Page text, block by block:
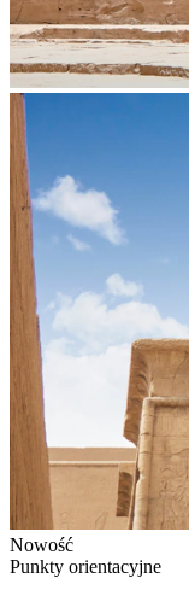
Nowość
Punkty orientacyjne